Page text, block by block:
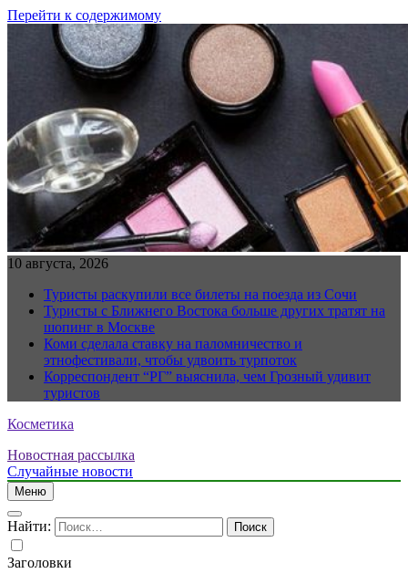
Перейти к содержимому
10 августа, 2026
Туристы раскупили все билеты на поезда из Сочи
Туристы с Ближнего Востока больше других тратят на
шопинг в Москве
Коми сделала ставку на паломничество и
этнофестивали, чтобы удвоить турпоток
Корреспондент “РГ” выяснила, чем Грозный удивит
туристов
Косметика
Новостная рассылка
Случайные новости
Меню
Найти:
Заголовки